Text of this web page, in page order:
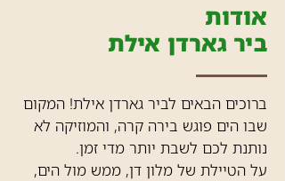
אודות
ביר גארדן אילת
ברוכים הבאים לביר גארדן אילת! המקום
שבו הים פוגש בירה קרה, והמוזיקה לא
נותנת לכם לשבת יותר מדי זמן.
על הטיילת של מלון דן, ממש מול הים,